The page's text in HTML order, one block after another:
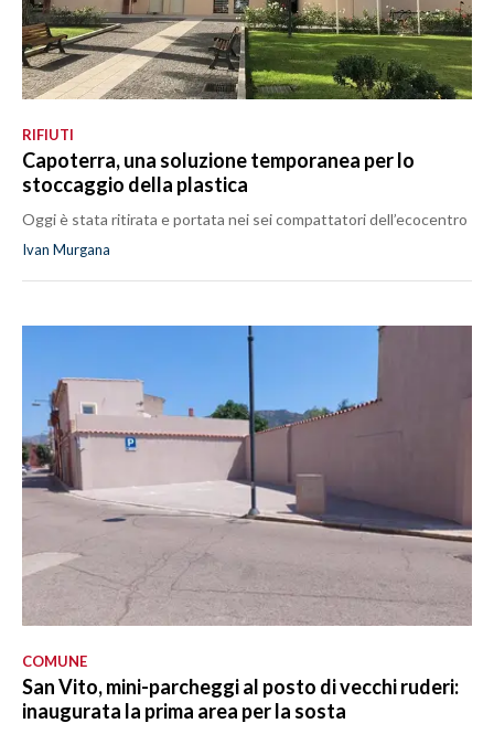
RIFIUTI
Capoterra, una soluzione temporanea per lo
stoccaggio della plastica
Oggi è stata ritirata e portata nei sei compattatori dell’ecocentro
Ivan Murgana
COMUNE
San Vito, mini-parcheggi al posto di vecchi ruderi:
inaugurata la prima area per la sosta